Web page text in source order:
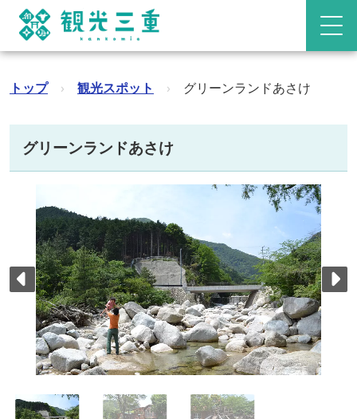
トップ › 観光スポット › グリーンランドあさけ
グリーンランドあさけ